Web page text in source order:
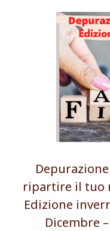
ripartire il tuo
Edizione
Dicembre